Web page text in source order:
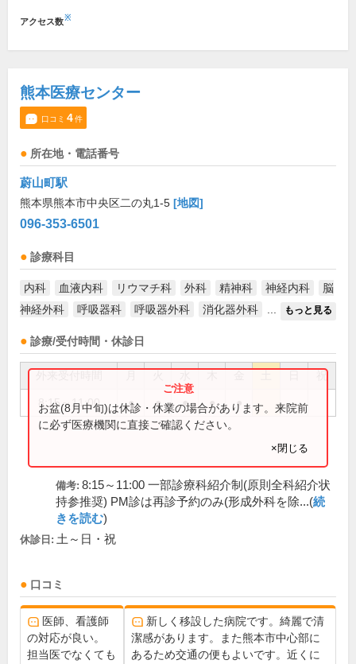
アクセス数※
熊本医療センター
口コミ 4件
所在地・電話番号
蔚山町駅
熊本県熊本市中央区二の丸1-5 [地図]
096-353-6501
診療科目
内科 血液内科 リウマチ科 外科 精神科 神経内科
脳
神経外科
呼吸器科 呼吸器外科 消化器外科 もっと見る
診療/受付時間・休診日
祝
8:15～11:00 ● ● ● ● ●
お盆(8月中旬)は休診・休業の場合があります。来院前
に必ず医療機関に直接ご確認ください。
×閉じる
備考: 8:15～11:00 一部診療科紹介制(原則全科紹介状
持参推奨) PM診は再診予約のみ(形成外科を除...(続
きを読む)
休診日: 土～日・祝
口コミ
医師、看護師
の対応が良い。
担当医でなくても
新しく移設した病院です。綺麗で清
潔感があります。また熊本市中心部に
あるため交通の便もよいです。近くに